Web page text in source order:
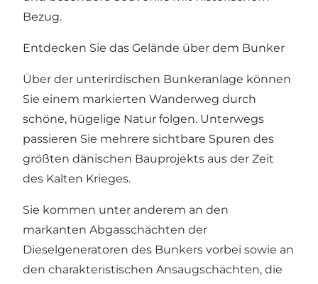
Bezug.
Entdecken Sie das Gelände über dem Bunker
Über der unterirdischen Bunkeranlage können
Sie einem markierten Wanderweg durch
schöne, hügelige Natur folgen. Unterwegs
passieren Sie mehrere sichtbare Spuren des
größten dänischen Bauprojekts aus der Zeit
des Kalten Krieges.
Sie kommen unter anderem an den
markanten Abgasschächten der
Dieselgeneratoren des Bunkers vorbei sowie an
den charakteristischen Ansaugschächten, die